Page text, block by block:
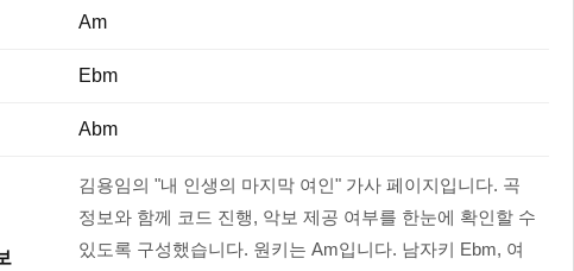
Am
Ebm
Abm
김용임의 "내 인생의 마지막 여인" 가사 페이지입니다. 곡
정보와 함께 코드 진행, 악보 제공 여부를 한눈에 확인할 수
있도록 구성했습니다. 원키는 Am입니다. 남자키 Ebm, 여